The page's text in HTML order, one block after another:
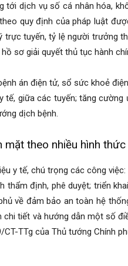
dịch vụ số cá nhân hóa,
quy định của pháp luật
tuyến, tỷ lệ người trưởng
sơ giải quyết thủ tục hành
án điện tử, sổ sức khoẻ
giữa các tuyến; tăng cường
dịch bệnh.
mặt theo nhiều hình thức
y tế, chú trọng các công
định, phê duyệt; triển
về đảm bảo an toàn hệ
tiết và hướng dẫn một số
TTg của Thủ tướng Chính